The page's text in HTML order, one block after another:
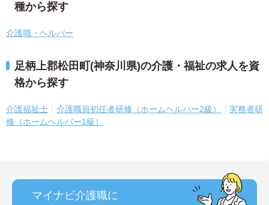
種から探す
介護職・ヘルパー
足柄上郡松田町(神奈川県)の介護・福祉の求人を資
格から探す
介護福祉士 介護職員初任者研修（ホームヘルパー2級）
実務者研
修（ホームヘルパー1級）
マイナビ介護職に